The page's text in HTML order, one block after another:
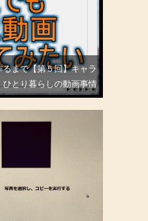
まで【第５回】キャラ
とり暮らしの動画事情